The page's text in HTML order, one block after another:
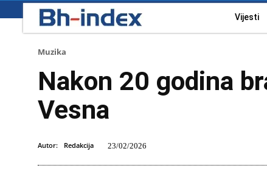
Vijesti
Muzika
Nakon 20 godina
Vesna
Autor: Redakcija 23/02/2026